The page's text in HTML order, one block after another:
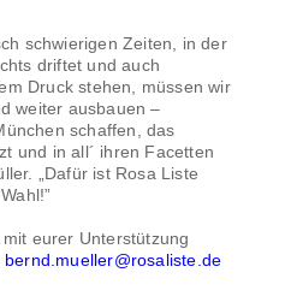
schwierigen Zeiten, in der
driftet und auch
Druck stehen, müssen wir
weiter ausbauen –
schaffen, das
und in all´ ihren Facetten
„Dafür ist Rosa Liste
eurer Unterstützung
bernd.mueller@rosaliste.de